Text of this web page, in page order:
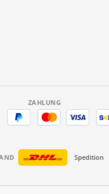
ZAHLUNG
Spedition